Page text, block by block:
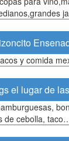
y comida
el lugar de
de cebolla,